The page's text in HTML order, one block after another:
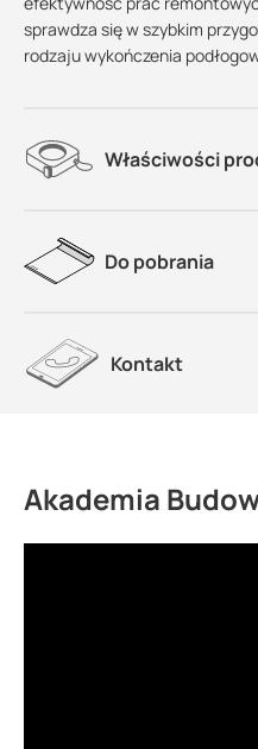
sprawdza się w szybkim
rodzaju wykończenia
Właściwości
Do pobrania
Kontakt
Akademia